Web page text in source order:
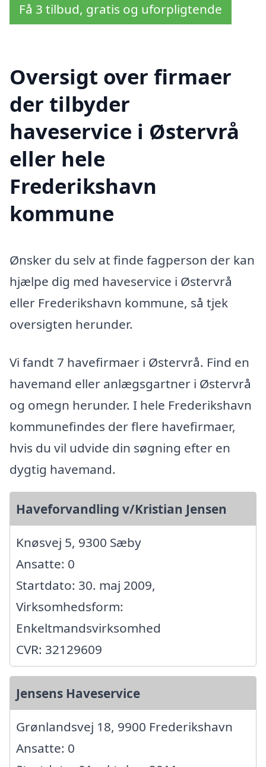
Få 3 tilbud, gratis og uforpligtende
Oversigt over firmaer
der tilbyder
haveservice i Østervrå
eller hele
Frederikshavn
kommune
Ønsker du selv at finde fagperson der kan
hjælpe dig med haveservice i Østervrå
eller Frederikshavn kommune, så tjek
oversigten herunder.
Vi fandt 7 havefirmaer i Østervrå. Find en
havemand eller anlægsgartner i Østervrå
og omegn herunder. I hele Frederikshavn
kommunefindes der flere havefirmaer,
hvis du vil udvide din søgning efter en
dygtig havemand.
Haveforvandling v/Kristian Jensen
Knøsvej 5, 9300 Sæby
Ansatte: 0
Startdato: 30. maj 2009,
Virksomhedsform:
Enkeltmandsvirksomhed
CVR: 32129609
Jensens Haveservice
Grønlandsvej 18, 9900 Frederikshavn
Ansatte: 0